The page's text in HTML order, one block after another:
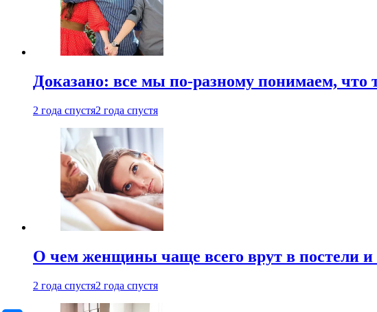
Доказано: все мы по-разному понимаем, что
2 года спустя2 года спустя
О чем женщины чаще всего врут в постели и
2 года спустя2 года спустя